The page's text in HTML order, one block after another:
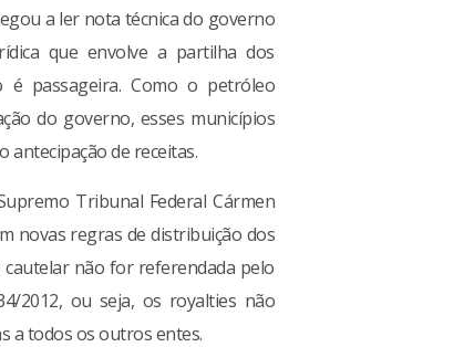
a ler nota técnica do governo
que envolve a partilha dos
passageira. Como o petróleo
do governo, esses municípios
de receitas.
Tribunal Federal Cármen
novas regras de distribuição dos
cautelar não for referendada pelo
2012, ou seja, os royalties não
a todos os outros entes.